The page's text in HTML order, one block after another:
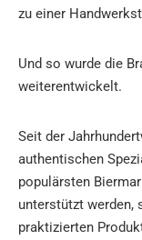
zu einer
Und so wurde die
weiterentwickelt.
Seit der
authentischen
populärsten
unterstützt werden,
praktizierten